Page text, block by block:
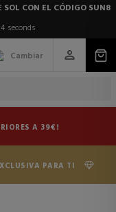
CON EL CÓDIGO SUN8
seconds
Cambiar
A 39€!
PARA TI